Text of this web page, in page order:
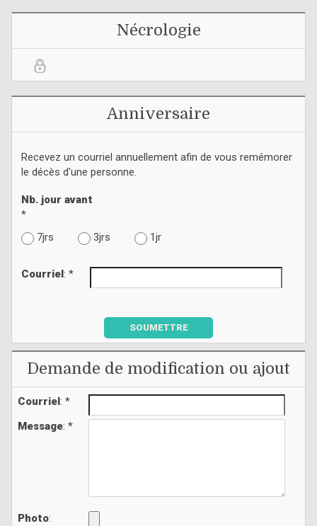
Nécrologie
Anniversaire
Recevez un courriel annuellement afin de vous remémorer
le décès d'une personne.
Nb. jour avant
*
7jrs
3jrs 1jr
Courriel : *
SOUMETTRE
Demande de modification ou ajout
Courriel: *
Message: *
Photo: